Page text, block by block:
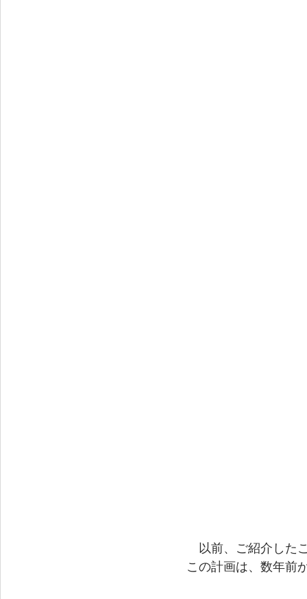
以前、ご紹介した
この計画は、数年前